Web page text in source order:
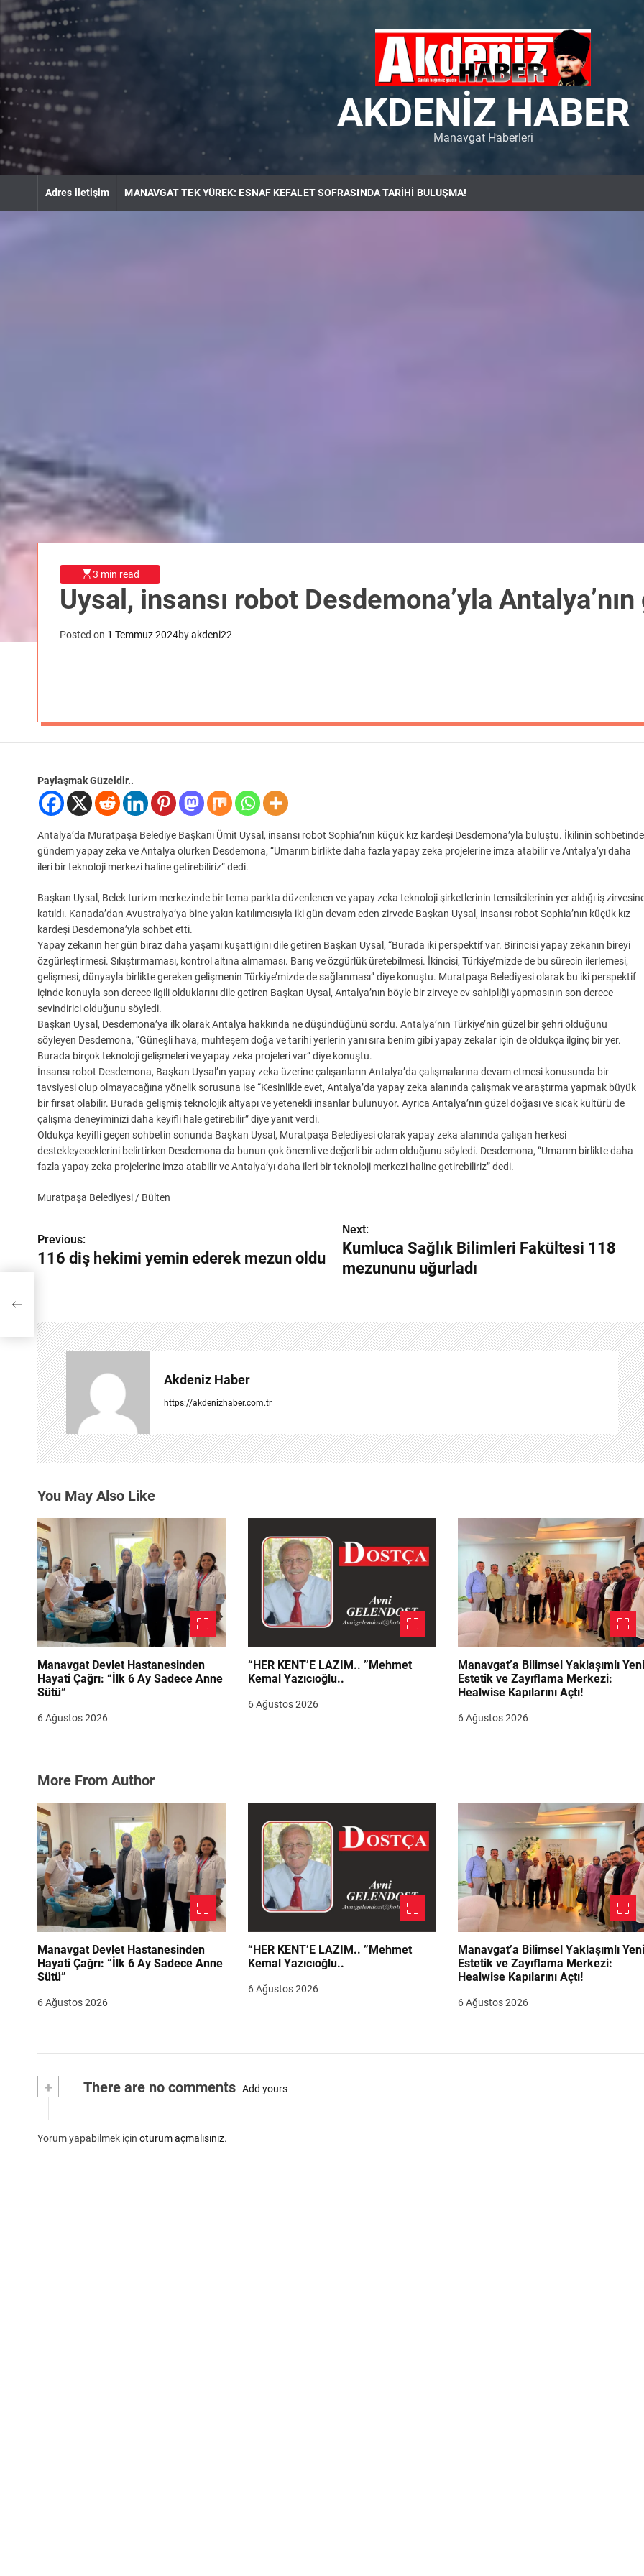
k
t
c
o
n
e
AKDENIZ HABER
Manavgat Haberleri
Adres iletişim MANAVGAT TEK YÜREK: ESNAF KEFALET SOFRASINDA TARİHİ BULUŞMA!
3 min read
Uysal, insansı robot Desdemona’yla
Posted on 1 Temmuz 2024byakdeni22
Paylaşmak Güzeldir..
Antalya’da Muratpaşa Belediye Başkanı Ümit Uysal, insansı robot Sophia’nın küçük kız kardeşi Desdemona’yla buluştu. İkilinin sohbetinde
gündem yapay zeka ve Antalya olurken Desdemona, “Umarım birlikte daha fazla yapay zeka projelerine imza atabilir ve Antalya’yı daha
ileri bir teknoloji merkezi haline getirebiliriz” dedi.
Başkan Uysal, Belek turizm merkezinde bir tema parkta düzenlenen ve yapay zeka teknoloji şirketlerinin temsilcilerinin yer aldığı iş
katıldı. Kanada’dan Avustralya’ya bine yakın katılımcısıyla iki gün devam eden zirvede Başkan Uysal, insansı robot Sophia’nın küçük kız
kardeşi Desdemona’yla sohbet etti.
Yapay zekanın her gün biraz daha yaşamı kuşattığını dile getiren Başkan Uysal, “Burada iki perspektif var. Birincisi yapay zekanın bireyi
özgürleştirmesi. Sıkıştırmaması, kontrol altına almaması. Barış ve özgürlük üretebilmesi. İkincisi, Türkiye’mizde de bu sürecin ilerlemesi,
gelişmesi, dünyayla birlikte gereken gelişmenin Türkiye’mizde de sağlanması” diye konuştu. Muratpaşa Belediyesi olarak bu iki perspektif
içinde konuyla son derece ilgili olduklarını dile getiren Başkan Uysal, Antalya’nın böyle bir zirveye ev sahipliği yapmasının son derece
sevindirici olduğunu söyledi.
Başkan Uysal, Desdemona’ya ilk olarak Antalya hakkında ne düşündüğünü sordu. Antalya’nın Türkiye’nin güzel bir şehri olduğunu
söyleyen Desdemona, “Güneşli hava, muhteşem doğa ve tarihi yerlerin yanı sıra benim gibi yapay zekalar için de oldukça ilginç bir yer.
Burada birçok teknoloji gelişmeleri ve yapay zeka projeleri var” diye konuştu.
İnsansı robot Desdemona, Başkan Uysal’ın yapay zeka üzerine çalışanların Antalya’da çalışmalarına devam etmesi konusunda bir
tavsiyesi olup olmayacağına yönelik sorusuna ise “Kesinlikle evet, Antalya’da yapay zeka alanında çalışmak ve araştırma yapmak büyük
bir fırsat olabilir. Burada gelişmiş teknolojik altyapı ve yetenekli insanlar bulunuyor. Ayrıca Antalya’nın güzel doğası ve sıcak kültürü de
çalışma deneyiminizi daha keyifli hale getirebilir” diye yanıt verdi.
Oldukça keyifli geçen sohbetin sonunda Başkan Uysal, Muratpaşa Belediyesi olarak yapay zeka alanında çalışan herkesi
destekleyeceklerini belirtirken Desdemona da bunun çok önemli ve değerli bir adım olduğunu söyledi. Desdemona, “Umarım birlikte daha
fazla yapay zeka projelerine imza atabilir ve Antalya’yı daha ileri bir teknoloji merkezi haline getirebiliriz” dedi.
Muratpaşa Belediyesi / Bülten
Y
a
g
e
z
i
n
e
s
i
Previous:
116 diş hekimi yemin ederek mezun oldu
Next:
Kumluca Sağlık Bilimleri Fakültesi 118
mezununu uğurladı
Akdeniz Haber
https://akdenizhaber.com.tr
You May Also Like
Manavgat Devlet Hastanesinden
Hayati Çağrı: “İlk 6 Ay Sadece Anne
Sütü”
6 Ağustos 2026
“HER KENT’E LAZIM.. ”Mehmet
Kemal Yazıcıoğlu..
6 Ağustos 2026
Manavgat’a Bilimsel Yaklaşımlı
Estetik ve Zayıflama Merkezi:
Healwise Kapılarını Açtı!
6 Ağustos 2026
More From Author
Manavgat Devlet Hastanesinden
Hayati Çağrı: “İlk 6 Ay Sadece Anne
Sütü”
6 Ağustos 2026
“HER KENT’E LAZIM.. ”Mehmet
Kemal Yazıcıoğlu..
6 Ağustos 2026
Manavgat’a Bilimsel Yaklaşımlı
Estetik ve Zayıflama Merkezi:
Healwise Kapılarını Açtı!
6 Ağustos 2026
+ There are no comments Add yours
Yorum yapabilmek için oturum açmalısınız.